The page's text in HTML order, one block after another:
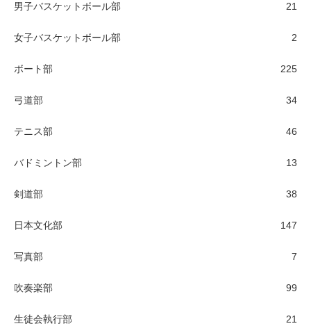
男子バスケットボール部 21
女子バスケットボール部 2
ボート部 225
弓道部 34
テニス部 46
バドミントン部 13
剣道部 38
日本文化部 147
写真部 7
吹奏楽部 99
生徒会執行部 21